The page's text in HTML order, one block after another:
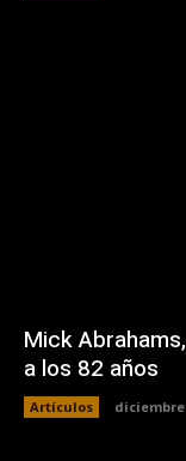
Mick
a los 82 años
Artículos diciembre